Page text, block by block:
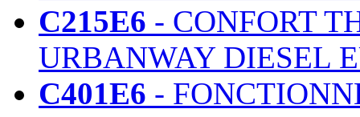
C215E6 - CONFORT
URBANWAY DIESEL
C401E6 -